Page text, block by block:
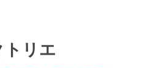
トリエ